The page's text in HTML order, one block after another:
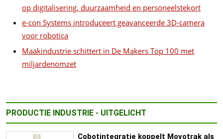
op digitalisering, duurzaamheid en personeelstekort
e-con Systems introduceert geavanceerde 3D-camera
voor robotica
Maakindustrie schittert in De Makers Top 100 met
miljardenomzet
PRODUCTIE INDUSTRIE - UITGELICHT
Cobotintegratie koppelt Movotrak als